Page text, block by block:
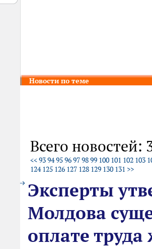
Новости по теме
Всего новостей:
<<93949596979899 100 101 102 103
124 125 126 127 128 129 130 131 >>
Эксперты
Молдова
оплате